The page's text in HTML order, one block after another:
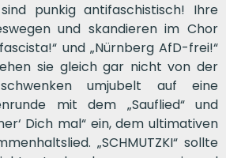
sind punkig antifaschistisch! Ihre
und skandieren im Chor
und „Nürnberg AfD-frei!“
sie gleich gar nicht von der
umjubelt auf eine
mit dem „Sauflied“ und
Dich mal“ ein, dem ultimativen
„SCHMUTZKI“ sollte